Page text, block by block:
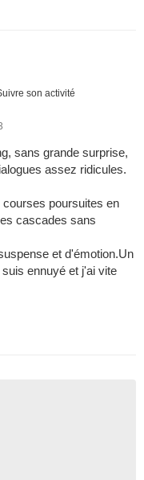
son activité
sans grande surprise,
assez ridicules.
courses poursuites en
cascades sans
et d'émotion.Un
ennuyé et j'ai vite